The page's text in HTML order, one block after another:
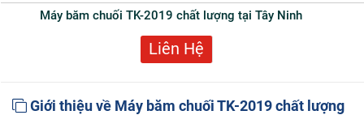
Máy băm chuối TK-2019 chất lượng tại Tây Ninh
Liên Hệ
Giới thiệu về Máy băm chuối TK-2019 chất lượng